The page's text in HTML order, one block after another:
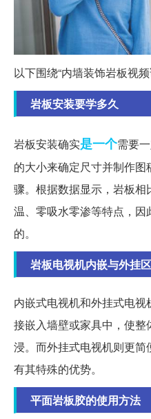
以下围绕“内墙装饰岩板视
岩板安装要学多久
岩板安装确实是一个需要
的大小来确定尺寸并制作
骤。根据数据显示，岩板
温、零吸水零渗等特点，
的。
岩板电视机内嵌与外挂
内嵌式电视机和外挂式电
接嵌入墙壁或家具中，使
浸。而外挂式电视机则更
有其特殊的优势。
平面岩板胶的使用方法